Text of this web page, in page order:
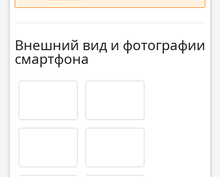
Внешний вид и фотографии
смартфона